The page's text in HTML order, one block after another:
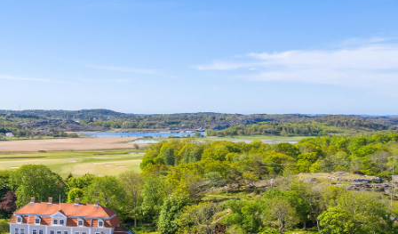
Ta över ett helt hotell. På
stranden i Åhus. För grupper
erbjuder vi en full abonnering
av Åhus Seaside SPA &
Konferens. Under er vistelse är
hela hotellet ert ...
Erbjudande
Hela
teamet –
Samla teamet
konferensdagar
övernattning i
skogsmiljö,
minuter från
bokar vårt